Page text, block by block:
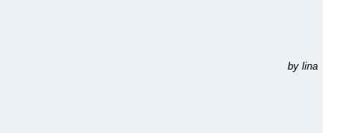
by lina